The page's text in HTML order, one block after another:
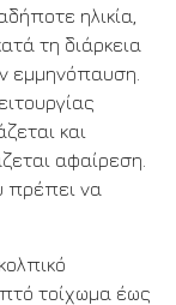
ηλικία,
τη διάρκεια
εμμηνόπαυση.
και
αφαίρεση.
πρέπει να
τοίχωμα έως